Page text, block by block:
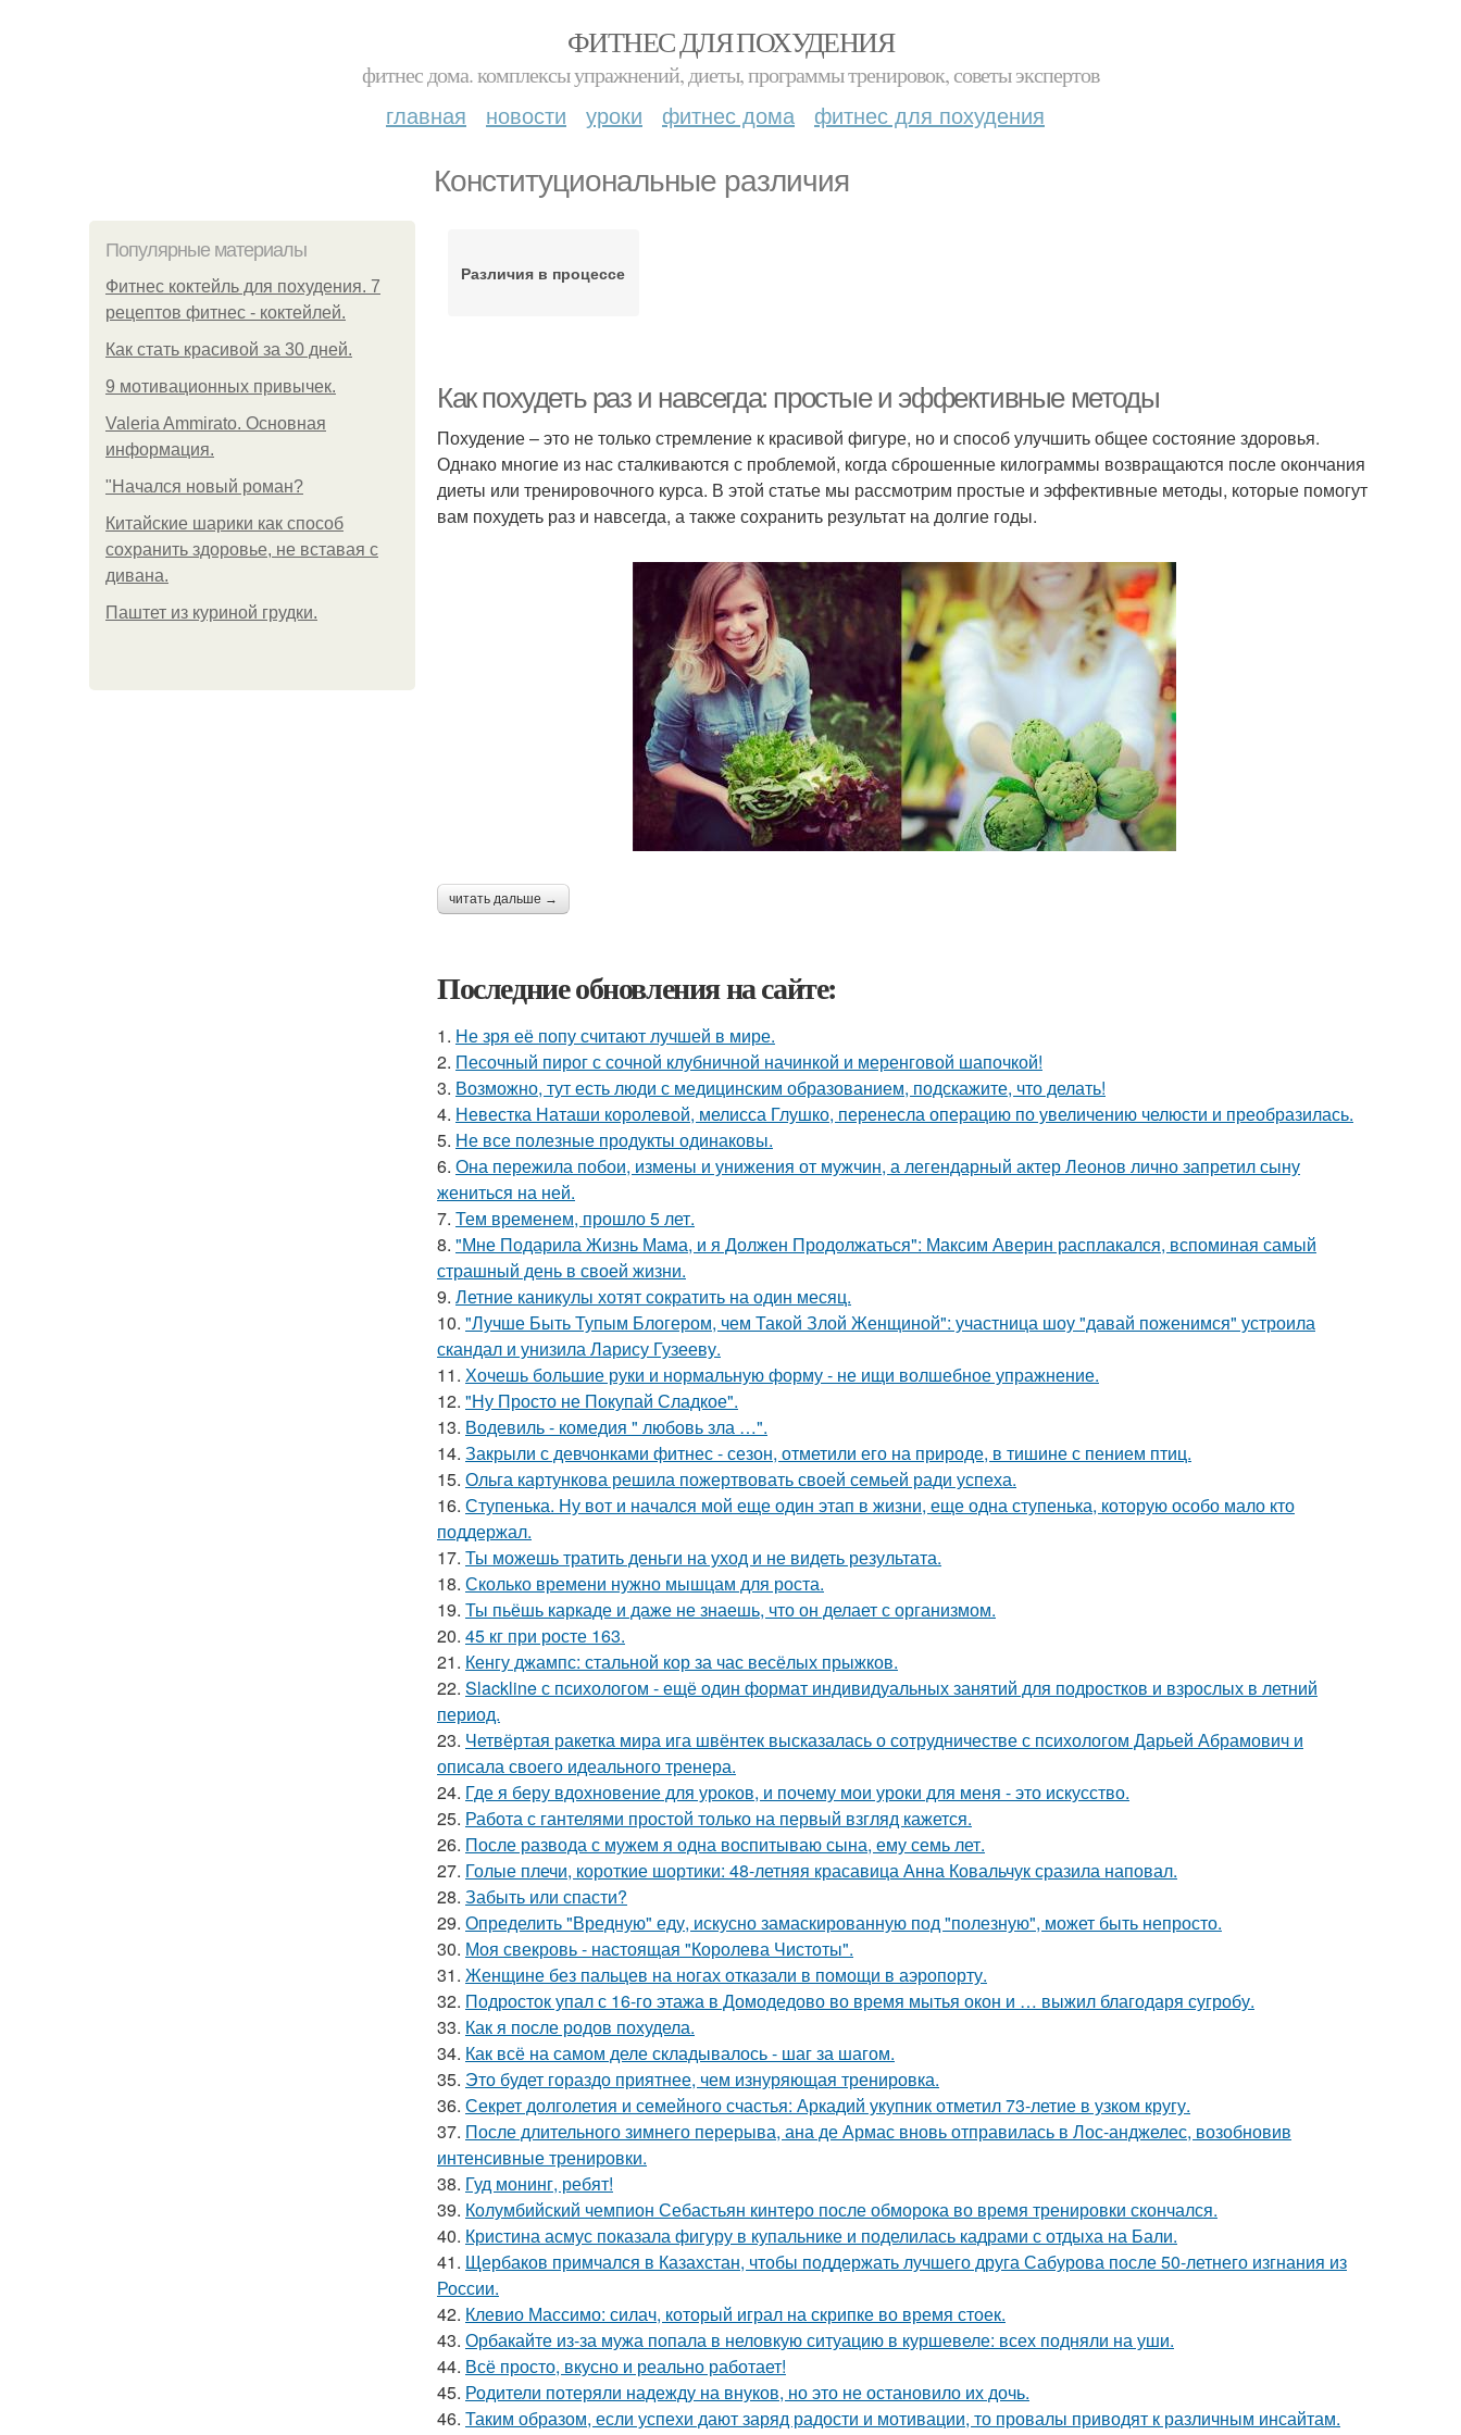
ФИТНЕС ДЛЯ ПОХУДЕНИЯ
фитнес дома. комплексы упражнений, диеты, программы тренировок, советы экспертов
главная новости уроки фитнес дома фитнес для похудения
Конституциональные различия
Популярные материалы
Фитнес коктейль для похудения. 7
рецептов фитнес - коктейлей.
Как стать красивой за 30 дней.
9 мотивационных привычек.
Valeria Ammirato. Основная
информация.
"Начался новый роман?
Китайские шарики как способ
сохранить здоровье, не вставая с
дивана.
Паштет из куриной грудки.
Различия в процессе
Как похудеть раз и навсегда: простые и эффективные методы
Похудение – это не только стремление к красивой фигуре, но и способ улучшить общее состояние здоровья.
Однако многие из нас сталкиваются с проблемой, когда сброшенные килограммы возвращаются после окончания
диеты или тренировочного курса. В этой статье мы рассмотрим простые и эффективные методы, которые помогут
вам похудеть раз и навсегда, а также сохранить результат на долгие годы.
читать дальше →
Последние обновления на сайте:
1. Не зря её попу считают лучшей в мире.
2. Песочный пирог с сочной клубничной начинкой и меренговой шапочкой!
3. Возможно, тут есть люди с медицинским образованием, подскажите, что делать!
4. Невестка Наташи королевой, мелисса Глушко, перенесла операцию по увеличению челюсти и преобразилась.
5. Не все полезные продукты одинаковы.
6. Она пережила побои, измены и унижения от мужчин, а легендарный актер Леонов лично запретил сыну
жениться на ней.
7. Тем временем, прошло 5 лет.
8. "Мне Подарила Жизнь Мама, и я Должен Продолжаться": Максим Аверин расплакался, вспоминая самый
страшный день в своей жизни.
9. Летние каникулы хотят сократить на один месяц.
10. "Лучше Быть Тупым Блогером, чем Такой Злой Женщиной": участница шоу "давай поженимся" устроила
скандал и унизила Ларису Гузееву.
11. Хочешь большие руки и нормальную форму - не ищи волшебное упражнение.
12. "Ну Просто не Покупай Сладкое".
13. Водевиль - комедия " любовь зла …".
14. Закрыли с девчонками фитнес - сезон, отметили его на природе, в тишине с пением птиц.
15. Ольга картункова решила пожертвовать своей семьей ради успеха.
16. Ступенька. Ну вот и начался мой еще один этап в жизни, еще одна ступенька, которую особо мало кто
поддержал.
17. Ты можешь тратить деньги на уход и не видеть результата.
18. Сколько времени нужно мышцам для роста.
19. Ты пьёшь каркаде и даже не знаешь, что он делает с организмом.
20. 45 кг при росте 163.
21. Кенгу джампс: стальной кор за час весёлых прыжков.
22. Slackline с психологом - ещё один формат индивидуальных занятий для подростков и взрослых в летний
период.
23. Четвёртая ракетка мира ига швёнтек высказалась о сотрудничестве с психологом Дарьей Абрамович и
описала своего идеального тренера.
24. Где я беру вдохновение для уроков, и почему мои уроки для меня - это искусство.
25. Работа с гантелями простой только на первый взгляд кажется.
26. После развода с мужем я одна воспитываю сына, ему семь лет.
27. Голые плечи, короткие шортики: 48-летняя красавица Анна Ковальчук сразила наповал.
28. Забыть или спасти?
29. Определить "Вредную" еду, искусно замаскированную под "полезную", может быть непросто.
30. Моя свекровь - настоящая "Королева Чистоты".
31. Женщине без пальцев на ногах отказали в помощи в аэропорту.
32. Подросток упал с 16-го этажа в Домодедово во время мытья окон и … выжил благодаря сугробу.
33. Как я после родов похудела.
34. Как всё на самом деле складывалось - шаг за шагом.
35. Это будет гораздо приятнее, чем изнуряющая тренировка.
36. Секрет долголетия и семейного счастья: Аркадий укупник отметил 73-летие в узком кругу.
37. После длительного зимнего перерыва, ана де Армас вновь отправилась в Лос-анджелес, возобновив
интенсивные тренировки.
38. Гуд монинг, ребят!
39. Колумбийский чемпион Себастьян кинтеро после обморока во время тренировки скончался.
40. Кристина асмус показала фигуру в купальнике и поделилась кадрами с отдыха на Бали.
41. Щербаков примчался в Казахстан, чтобы поддержать лучшего друга Сабурова после 50-летнего изгнания из
России.
42. Клевио Массимо: силач, который играл на скрипке во время стоек.
43. Орбакайте из-за мужа попала в неловкую ситуацию в куршевеле: всех подняли на уши.
44. Всё просто, вкусно и реально работает!
45. Родители потеряли надежду на внуков, но это не остановило их дочь.
46. Таким образом, если успехи дают заряд радости и мотивации, то провалы приводят к различным инсайтам.